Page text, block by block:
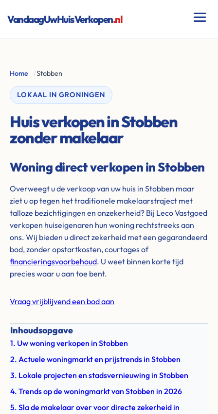
VandaagUwHuisVerkopen.nl
Home /Stobben
LOKAAL IN GRONINGEN
Huis verkopen in Stobben
zonder makelaar
Woning direct verkopen in Stobben
Overweegt u de verkoop van uw huis in Stobben maar
ziet u op tegen het traditionele makelaarstraject met
talloze bezichtigingen en onzekerheid? Bij Leco Vastgoed
verkopen huiseigenaren hun woning rechtstreeks aan
ons. Wij bieden u direct zekerheid met een gegarandeerd
bod, zonder opstartkosten, courtages of
financieringsvoorbehoud. U weet binnen korte tijd
precies waar u aan toe bent.
Vraag vrijblijvend een bod aan
Inhoudsopgave
1. Uw woning verkopen in Stobben
2. Actuele woningmarkt en prijstrends in Stobben
3. Lokale projecten en stadsvernieuwing in Stobben
4. Trends op de woningmarkt van Stobben in 2026
5. Sla de makelaar over voor directe zekerheid in